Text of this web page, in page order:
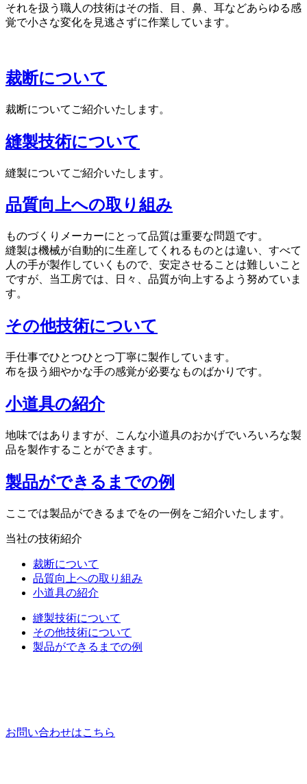
それを扱う職人の技術はその指、目、鼻、耳などあらゆる感
覚で小さな変化を見逃さずに作業しています。
裁断について
裁断についてご紹介いたします。
縫製技術について
縫製についてご紹介いたします。
品質向上への取り組み
ものづくりメーカーにとって品質は重要な問題です。
縫製は機械が自動的に生産してくれるものとは違い、すべて
人の手が製作していくもので、安定させることは難しいこと
ですが、当工房では、日々、品質が向上するよう努めていま
す。
その他技術について
手仕事でひとつひとつ丁寧に製作しています。
布を扱う細やかな手の感覚が必要なものばかりです。
小道具の紹介
地味ではありますが、こんな小道具のおかげでいろいろな製
品を製作することができます。
製品ができるまでの例
ここでは製品ができるまでをの一例をご紹介いたします。
当社の技術紹介
裁断について
品質向上への取り組み
小道具の紹介
縫製技術について
その他技術について
製品ができるまでの例
お問い合わせはこちら